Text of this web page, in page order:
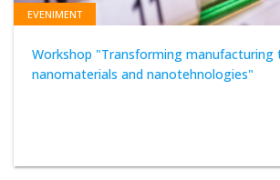
EVENIMENT
Workshop "Transforming manufacturing
nanomaterials and nanotehnologies"